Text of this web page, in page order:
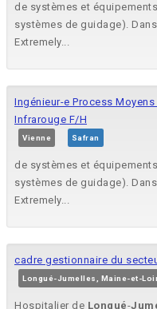
de systèmes et équipements
systèmes de guidage).
Extremely...
Ingénieur-e Process
Infrarouge F/H
Vienne Safran
de systèmes et équipements
systèmes de guidage).
Extremely...
cadre gestionnaire du
Longué-Jumelles, Maine-et-
Hospitalier de Longué-